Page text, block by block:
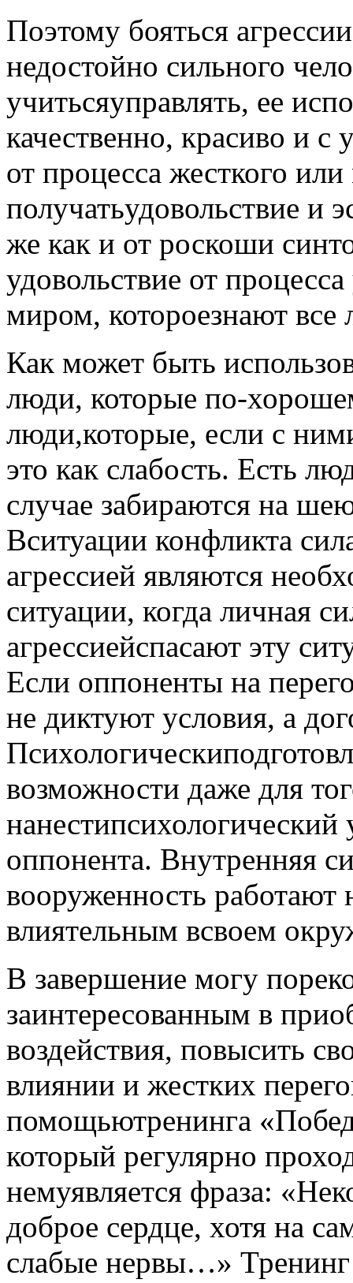
Поэтому бояться
недостойно сильного
учитьсяуправлять, ее
качественно, красиво и с
от процесса жесткого
получатьудовольствие и
же как и от роскоши
удовольствие от
миром, котороезнают
Как может быть
люди, которые по-
люди,которые, если с
это как слабость. Есть
случае забираются на
Вситуации конфликта
агрессией являются
ситуации, когда личная
агрессиейспасают эту
Если оппоненты на
не диктуют условия, а
возможности даже для
нанестипсихологический
оппонента. Внутренняя
вооруженность работают
влиятельным всвоем
В завершение могу
заинтересованным в
воздействия, повысить
влиянии и жестких
помощьютренинга
который регулярно
немуявляется фраза:
доброе сердце, хотя на
слабые нервы…»